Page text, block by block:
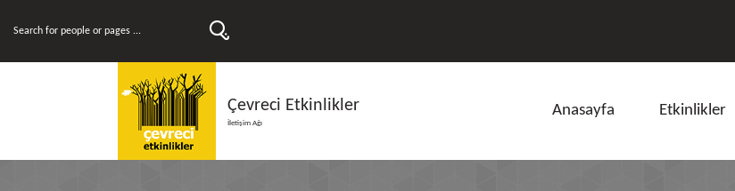
Çevreci Etkinlikler
İletişim Ağı
Anasayfa Etkinlikler